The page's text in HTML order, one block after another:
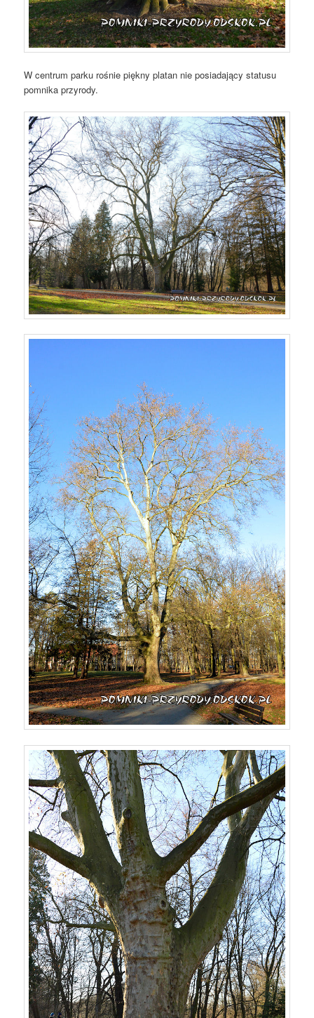
W centrum parku rośnie piękny platan nie posiadający statusu
pomnika przyrody.